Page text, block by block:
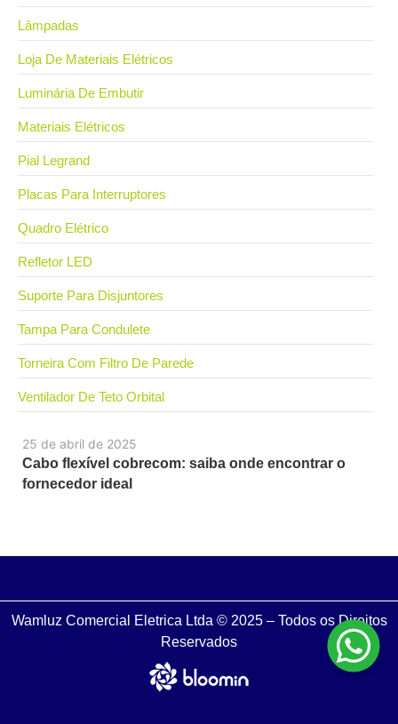
25 de abril de 2025
Cabo flexível cobrecom: saiba onde encontrar o
fornecedor ideal
Lâmpadas
Loja De Materiais Elétricos
Luminária De Embutir
Materiais Elétricos
Pial Legrand
Placas Para Interruptores
Quadro Elétrico
Refletor LED
Suporte Para Disjuntores
Tampa Para Condulete
Torneira Com Filtro De Parede
Ventilador De Teto Orbital
Wamluz Comercial Eletrica Ltda © 2025 – Todos os Direitos
Reservados